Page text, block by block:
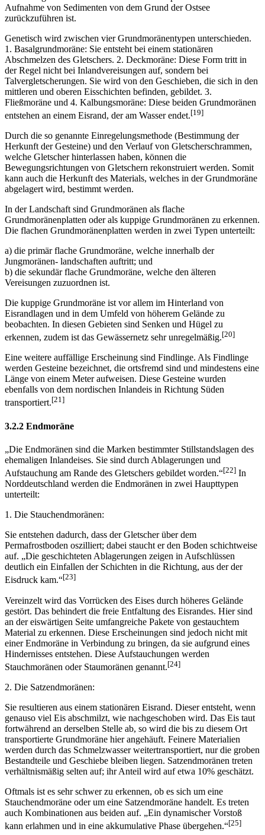
Aufnahme von Sedimenten von dem Grund der Ostsee
zurückzuführen ist.
Genetisch wird zwischen vier Grundmoränentypen unterschieden.
1. Basalgrundmoräne: Sie entsteht bei einem stationären
Abschmelzen des Gletschers. 2. Deckmoräne: Diese Form tritt in
der Regel nicht bei Inlandvereisungen auf, sondern bei
Talvergletscherungen. Sie wird von den Geschieben, die sich in den
mittleren und oberen Eisschichten befinden, gebildet. 3.
Fließmoräne und 4. Kalbungsmoräne: Diese beiden Grundmoränen
entstehen an einem Eisrand, der am Wasser endet.[19]
Durch die so genannte Einregelungsmethode (Bestimmung der
Herkunft der Gesteine) und den Verlauf von Gletscherschrammen,
welche Gletscher hinterlassen haben, können die
Bewegungsrichtungen von Gletschern rekonstruiert werden. Somit
kann auch die Herkunft des Materials, welches in der Grundmoräne
abgelagert wird, bestimmt werden.
In der Landschaft sind Grundmoränen als flache
Grundmoränenplatten oder als kuppige Grundmoränen zu erkennen.
Die flachen Grundmoränenplatten werden in zwei Typen unterteilt:
a) die primär flache Grundmoräne, welche innerhalb der
Jungmoränen- landschaften auftritt; und
b) die sekundär flache Grundmoräne, welche den älteren
Vereisungen zuzuordnen ist.
Die kuppige Grundmoräne ist vor allem im Hinterland von
Eisrandlagen und in dem Umfeld von höherem Gelände zu
beobachten. In diesen Gebieten sind Senken und Hügel zu
erkennen, zudem ist das Gewässernetz sehr unregelmäßig.[20]
Eine weitere auffällige Erscheinung sind Findlinge. Als Findlinge
werden Gesteine bezeichnet, die ortsfremd sind und mindestens eine
Länge von einem Meter aufweisen. Diese Gesteine wurden
ebenfalls von dem nordischen Inlandeis in Richtung Süden
transportiert.[21]
3.2.2 Endmoräne
„Die Endmoränen sind die Marken bestimmter Stillstandslagen des
ehemaligen Inlandeises. Sie sind durch Ablagerungen und
Aufstauchung am Rande des Gletschers gebildet worden.“[22] In
Norddeutschland werden die Endmoränen in zwei Haupttypen
unterteilt:
1. Die Stauchendmoränen:
Sie entstehen dadurch, dass der Gletscher über dem
Permafrostboden oszilliert; dabei staucht er den Boden schichtweise
auf. „Die geschichteten Ablagerungen zeigen in Aufschlüssen
deutlich ein Einfallen der Schichten in die Richtung, aus der der
Eisdruck kam.“[23]
Vereinzelt wird das Vorrücken des Eises durch höheres Gelände
gestört. Das behindert die freie Entfaltung des Eisrandes. Hier sind
an der eiswärtigen Seite umfangreiche Pakete von gestauchtem
Material zu erkennen. Diese Erscheinungen sind jedoch nicht mit
einer Endmoräne in Verbindung zu bringen, da sie aufgrund eines
Hindernisses entstehen. Diese Aufstauchungen werden
Stauchmoränen oder Staumoränen genannt.[24]
2. Die Satzendmoränen:
Sie resultieren aus einem stationären Eisrand. Dieser entsteht, wenn
genauso viel Eis abschmilzt, wie nachgeschoben wird. Das Eis taut
fortwährend an derselben Stelle ab, so wird die bis zu diesem Ort
transportierte Grundmoräne hier angehäuft. Feinere Materialien
werden durch das Schmelzwasser weitertransportiert, nur die groben
Bestandteile und Geschiebe bleiben liegen. Satzendmoränen treten
verhältnismäßig selten auf; ihr Anteil wird auf etwa 10% geschätzt.
Oftmals ist es sehr schwer zu erkennen, ob es sich um eine
Stauchendmoräne oder um eine Satzendmoräne handelt. Es treten
auch Kombinationen aus beiden auf. „Ein dynamischer Vorstoß
kann erlahmen und in eine akkumulative Phase übergehen.“[25]